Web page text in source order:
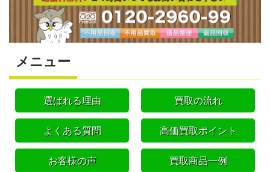
メニュー
選ばれる理由 買取の流れ
よくある質問 高価買取ポイント
お客様の声 買取商品一例